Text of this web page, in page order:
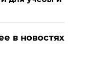
в новостях